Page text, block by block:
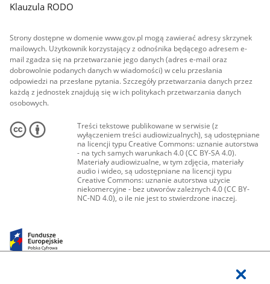
Klauzula RODO
Strony dostępne w domenie www.gov.pl mogą zawierać adresy skrzynek
mailowych. Użytkownik korzystający z odnośnika będącego adresem e-
mail zgadza się na przetwarzanie jego danych (adres e-mail oraz
dobrowolnie podanych danych w wiadomości) w celu przesłania
odpowiedzi na przesłane pytania. Szczegóły przetwarzania danych przez
każdą z jednostek znajdują się w ich politykach przetwarzania danych
osobowych.
Treści tekstowe publikowane w serwisie (z
wyłączeniem treści audiowizualnych), są udostępniane
na licencji typu Creative Commons: uznanie autorstwa
- na tych samych warunkach 4.0 (CC BY-SA 4.0).
Materiały audiowizualne, w tym zdjęcia, materiały
audio i wideo, są udostępniane na licencji typu
Creative Commons: uznanie autorstwa użycie
niekomercyjne - bez utworów zależnych 4.0 (CC BY-
NC-ND 4.0), o ile nie jest to stwierdzone inaczej.